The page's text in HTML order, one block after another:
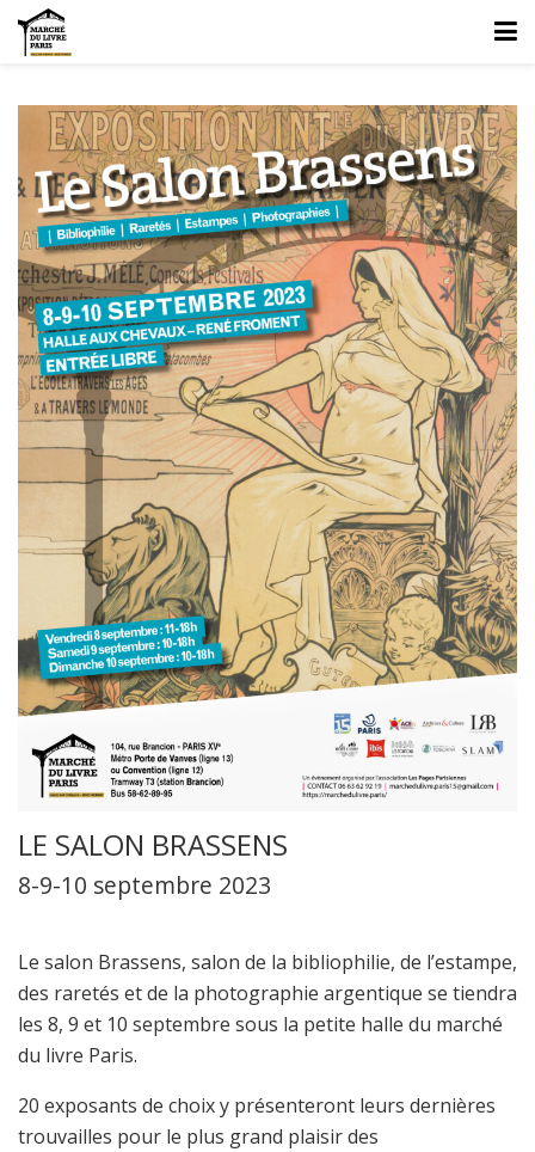
LE SALON BRASSENS
8-9-10 septembre 2023
Le salon Brassens, salon de la bibliophilie, de l’estampe,
des raretés et de la photographie argentique se tiendra
les 8, 9 et 10 septembre sous la petite halle du marché
du livre Paris.
20 exposants de choix y présenteront leurs dernières
trouvailles pour le plus grand plaisir des